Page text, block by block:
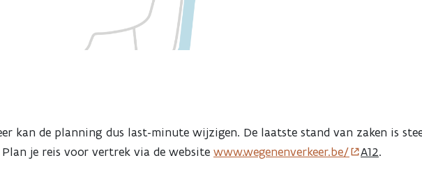
kan de planning dus last-minute wijzigen. De laatste stand van zaken is
je reis voor vertrek via de website www.wegenenverkeer.be/ A12.